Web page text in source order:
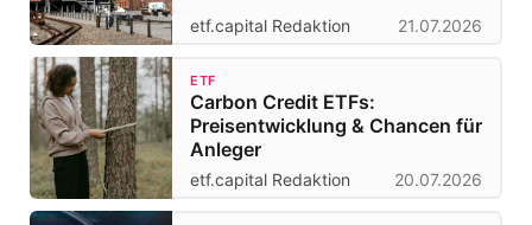
etf.capital Redaktion 21.07.2026
ETF
Carbon Credit ETFs:
Preisentwicklung & Chancen für
Anleger
etf.capital Redaktion 20.07.2026